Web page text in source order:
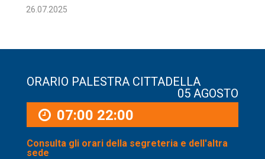
26.07.2025
ORARIO PALESTRA CITTADELLA
05 AGOSTO
07:00 22:00
Consulta gli orari della segreteria e dell'altra
sede